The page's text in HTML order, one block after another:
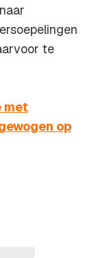
te
met
op